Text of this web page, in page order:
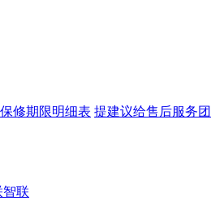
修期限明细表 提建议给售后服务团
智联